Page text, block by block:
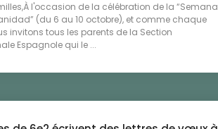
l'occasion de la célébration de la “Semana
(du 6 au 10 octobre), et comme chaque
invitons tous les parents de la Section
Espagnole qui le ...